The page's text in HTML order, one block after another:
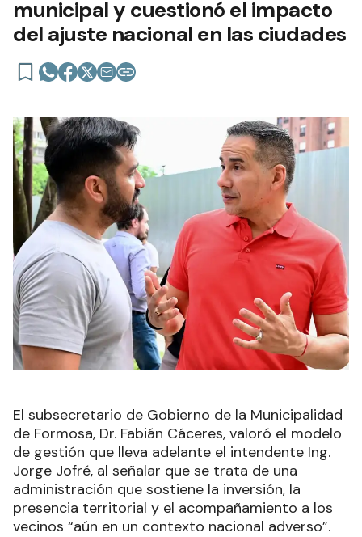
municipal y cuestionó el impacto
del ajuste nacional en las ciudades
El subsecretario de Gobierno de la Municipalidad
de Formosa, Dr. Fabián Cáceres, valoró el modelo
de gestión que lleva adelante el intendente Ing.
Jorge Jofré, al señalar que se trata de una
administración que sostiene la inversión, la
presencia territorial y el acompañamiento a los
vecinos “aún en un contexto nacional adverso”.